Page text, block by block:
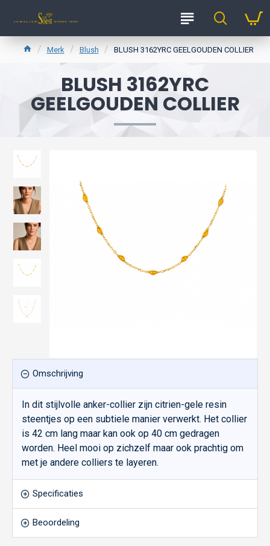
Merk Blush BLUSH 3162YRC GEELGOUDEN COLLIER
BLUSH 3162YRC
GEELGOUDEN COLLIER
Omschrijving
In dit stijlvolle anker-collier zijn citrien-gele resin
steentjes op een subtiele manier verwerkt. Het collier
is 42 cm lang maar kan ook op 40 cm gedragen
worden. Heel mooi op zichzelf maar ook prachtig om
met je andere colliers te layeren.
Specificaties
Beoordeling